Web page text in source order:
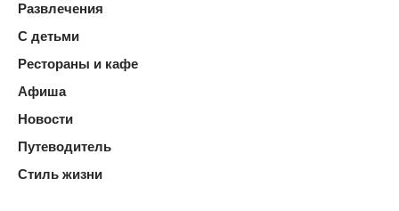
Развлечения
С детьми
Рестораны и кафе
Афиша
Новости
Путеводитель
Стиль жизни